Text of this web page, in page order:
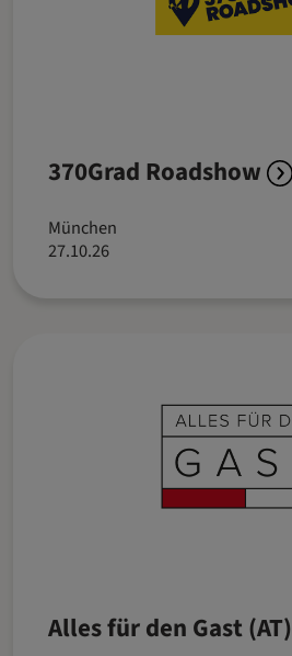
370Grad Roadshow
München
27.10.26
Alles für den Gast (AT)